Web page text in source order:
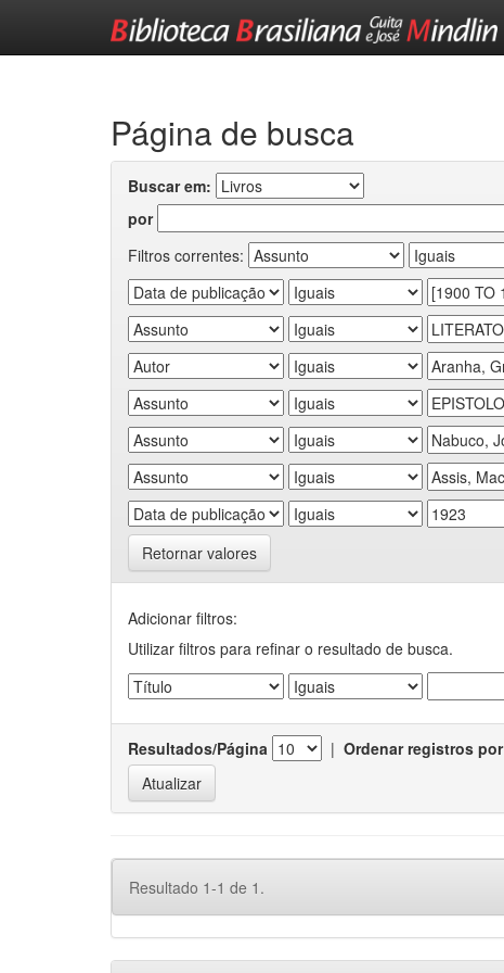
Página de busca
Buscar em:
por
Filtros correntes:
Retornar valores
Adicionar filtros:
Utilizar filtros para refinar o resultado de busca.
Resultados/Página | Ordenar registros por
Resultado 1-1 de 1.